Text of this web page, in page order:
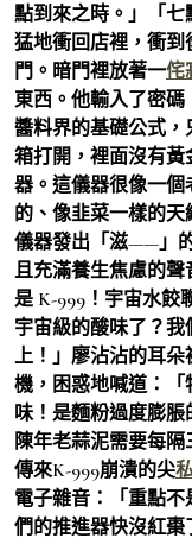
點到來之時。」「
猛地衝回店裡，衝
門。暗門裡放著一侘
東西。他輸入了密
醬料界的基礎公式
箱打開，裡面沒有
器。這儀器很像一
的、像韭菜一樣的天
儀器發出「滋——」
且充滿養生焦慮的
是 K-999！宇宙水餃
宇宙級的酸味了？
上！」廖沾沾的耳
機，困惑地喊道：
味！是麵粉過度膨
陳年老蒜泥需要每
傳來K-999崩潰的尖
電子雜音：「重點
們的推進器快沒紅